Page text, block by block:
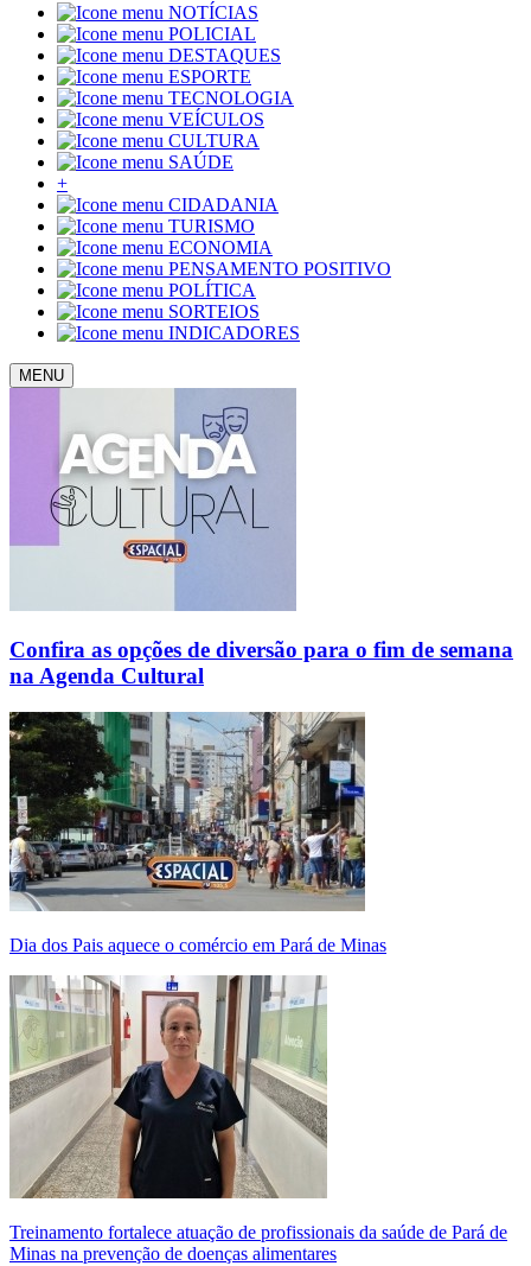
NOTÍCIAS
POLICIAL
DESTAQUES
ESPORTE
TECNOLOGIA
VEÍCULOS
CULTURA
SAÚDE
+
CIDADANIA
TURISMO
ECONOMIA
PENSAMENTO POSITIVO
POLÍTICA
SORTEIOS
INDICADORES
MENU
Confira as opções de diversão para o fim de semana
na Agenda Cultural
Dia dos Pais aquece o comércio em Pará de Minas
Treinamento fortalece atuação de profissionais da saúde de Pará de
Minas na prevenção de doenças alimentares